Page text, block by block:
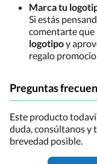
Marca tu
Si estás
comentarte que
logotipoy
regalo
Preguntas
Este producto
duda, consúltanos y
brevedad posible.